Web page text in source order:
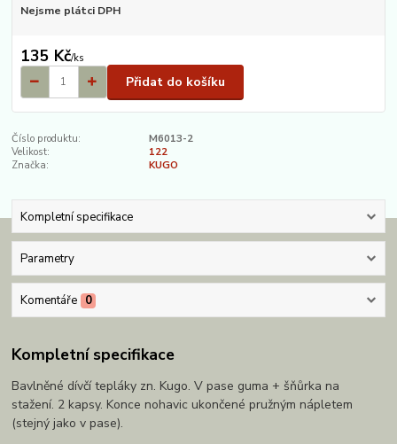
Nejsme plátci DPH
135 Kč/ks
Přidat do košíku
Číslo produktu:
M6013-2
Velikost:
122
Značka:
KUGO
Kompletní specifikace
Parametry
Komentáře 0
Kompletní specifikace
Bavlněné dívčí tepláky zn. Kugo. V pase guma + šňůrka na
stažení. 2 kapsy. Konce nohavic ukončené pružným nápletem
(stejný jako v pase).